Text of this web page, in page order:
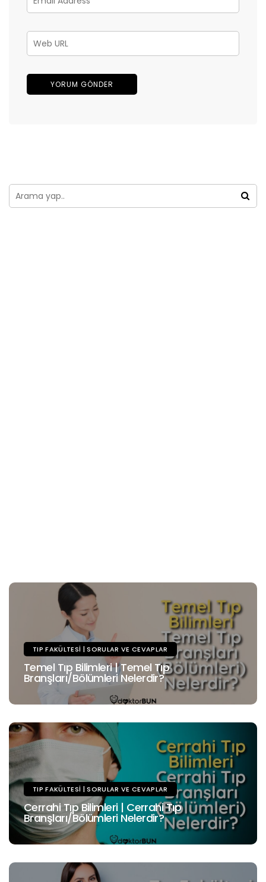
TIP FAKÜLTESI | SORULAR VE CEVAPLAR
Temel Tıp Bilimleri | Temel Tıp
Branşları/Bölümleri Nelerdir?
TIP FAKÜLTESI | SORULAR VE CEVAPLAR
Cerrahi Tıp Bilimleri | Cerrahi Tıp
Branşları/Bölümleri Nelerdir?